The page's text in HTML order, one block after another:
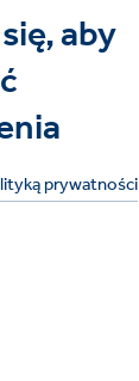
aby
prywatności